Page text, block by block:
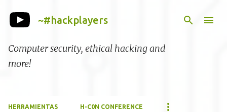
~#hackplayers
Computer security, ethical hacking and
more!
HERRAMIENTAS H-C0N CONFERENCE